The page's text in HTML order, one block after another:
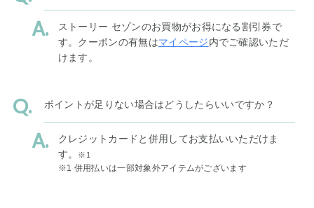
ストーリー セゾンのお買物がお得になる割引券で
す。クーポンの有無はマイページ内でご確認いただ
けます。
ポイントが足りない場合はどうしたらいいですか？
クレジットカードと併用してお支払いいただけま
す。
※1
※1 併用払いは一部対象外アイテムがございます